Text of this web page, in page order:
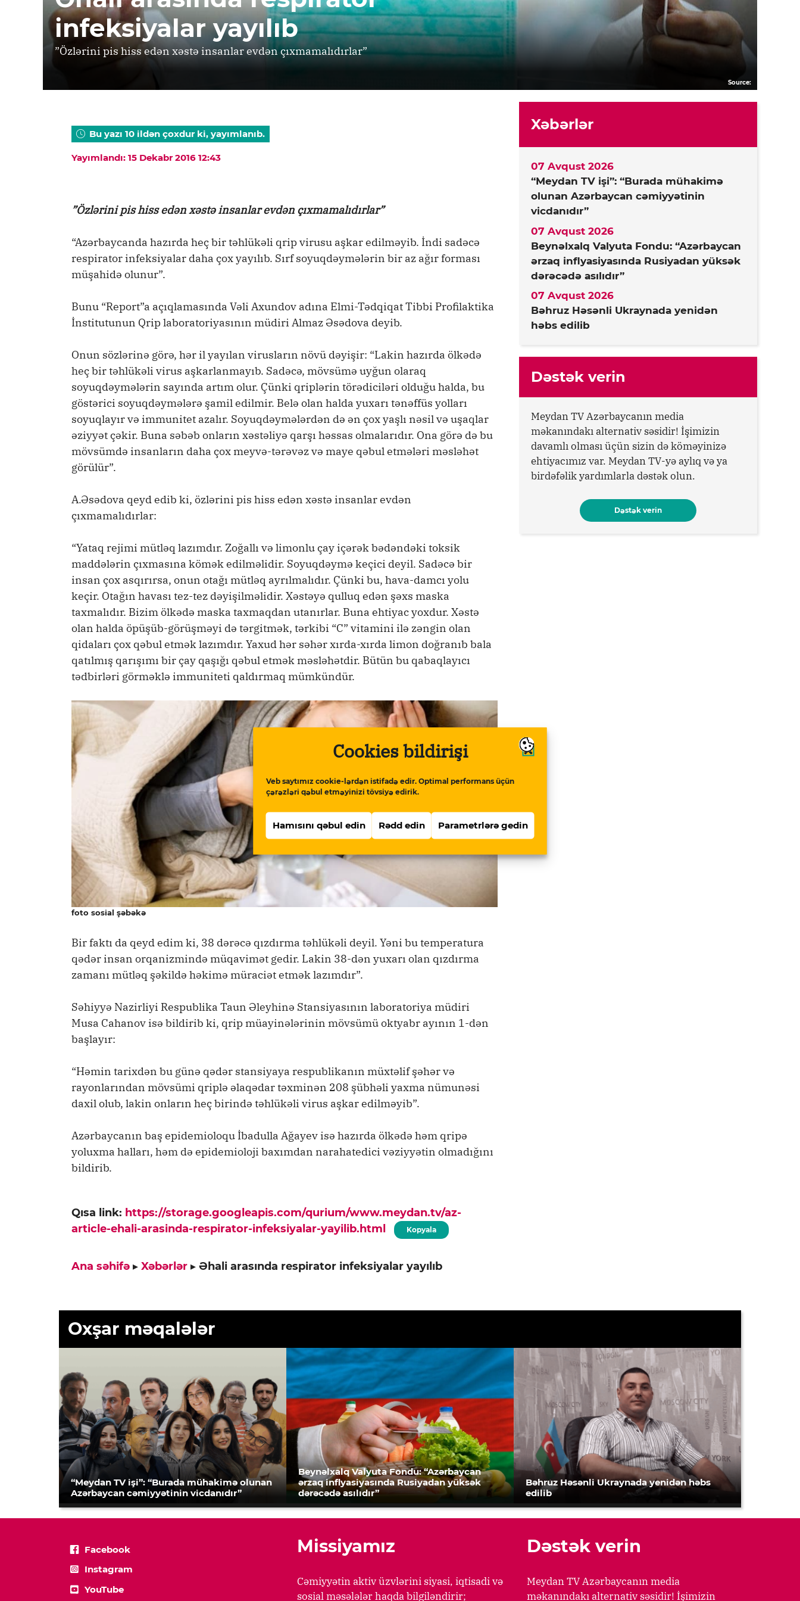
Cookies bildirişi
Veb saytımız cookie-lərdən istifadə edir. Optimal performans üçün
çərəzləri qəbul etməyinizi tövsiyə edirik.
Hamısını qəbul edin Rədd edin Parametrlərə gedin
infeksiyalar yayılıb
”Özlərini pis hiss edən xəstə insanlar evdən çıxmamalıdırlar”
Source:
Bu yazı 10 ildən çoxdur ki, yayımlanıb.
Yayımlandı: 15 Dekabr 2016 12:43
”Özlərini pis hiss edən xəstə insanlar evdən çıxmamalıdırlar”
“Azərbaycanda hazırda heç bir təhlükəli qrip virusu aşkar edilməyib. İndi sadəcə
respirator infeksiyalar daha çox yayılıb. Sırf soyuqdəymələrin bir az ağır forması
müşahidə olunur”.
Bunu “Report”a açıqlamasında Vəli Axundov adına Elmi-Tədqiqat Tibbi Profilaktika
İnstitutunun Qrip laboratoriyasının müdiri Almaz Əsədova deyib.
Onun sözlərinə görə, hər il yayılan virusların növü dəyişir: “Lakin hazırda ölkədə
heç bir təhlükəli virus aşkarlanmayıb. Sadəcə, mövsümə uyğun olaraq
soyuqdəymələrin sayında artım olur. Çünki qriplərin törədiciləri olduğu halda, bu
göstərici soyuqdəymələrə şamil edilmir. Belə olan halda yuxarı tənəffüs yolları
soyuqlayır və immunitet azalır. Soyuqdəymələrdən də ən çox yaşlı nəsil və uşaqlar
əziyyət çəkir. Buna səbəb onların xəstəliyə qarşı həssas olmalarıdır. Ona görə də bu
mövsümdə insanların daha çox meyvə-tərəvəz və maye qəbul etmələri məsləhət
görülür”.
A.Əsədova qeyd edib ki, özlərini pis hiss edən xəstə insanlar evdən
çıxmamalıdırlar:
“Yataq rejimi mütləq lazımdır. Zoğallı və limonlu çay içərək bədəndəki toksik
maddələrin çıxmasına kömək edilməlidir. Soyuqdəymə keçici deyil. Sadəcə bir
insan çox asqırırsa, onun otağı mütləq ayrılmalıdır. Çünki bu, hava-damcı yolu
keçir. Otağın havası tez-tez dəyişilməlidir. Xəstəyə qulluq edən şəxs maska
taxmalıdır. Bizim ölkədə maska taxmaqdan utanırlar. Buna ehtiyac yoxdur. Xəstə
olan halda öpüşüb-görüşməyi də tərgitmək, tərkibi “C” vitamini ilə zəngin olan
qidaları çox qəbul etmək lazımdır. Yaxud hər səhər xırda-xırda limon doğranıb bala
qatılmış qarışımı bir çay qaşığı qəbul etmək məsləhətdir. Bütün bu qabaqlayıcı
tədbirləri görməklə immuniteti qaldırmaq mümkündür.
foto sosial şəbəkə
Bir faktı da qeyd edim ki, 38 dərəcə qızdırma təhlükəli deyil. Yəni bu temperatura
qədər insan orqanizmində müqavimət gedir. Lakin 38-dən yuxarı olan qızdırma
zamanı mütləq şəkildə həkimə müraciət etmək lazımdır”.
Səhiyyə Nazirliyi Respublika Taun Əleyhinə Stansiyasının laboratoriya müdiri
Musa Cahanov isə bildirib ki, qrip müayinələrinin mövsümü oktyabr ayının 1-dən
başlayır:
“Həmin tarixdən bu günə qədər stansiyaya respublikanın müxtəlif şəhər və
rayonlarından mövsümi qriplə əlaqədar təxminən 208 şübhəli yaxma nümunəsi
daxil olub, lakin onların heç birində təhlükəli virus aşkar edilməyib”.
Azərbaycanın baş epidemioloqu İbadulla Ağayev isə hazırda ölkədə həm qripə
yoluxma halları, həm də epidemioloji baxımdan narahatedici vəziyyətin olmadığını
bildirib.
Qısa link: https://storage.googleapis.com/qurium/www.meydan.tv/az-
article-ehali-arasinda-respirator-infeksiyalar-yayilib.html
Kopyala
Ana səhifə ▸ Xəbərlər ▸ Əhali arasında respirator infeksiyalar yayılıb
Xəbərlər
“Meydan TV işi”: “Burada mühakimə
olunan Azərbaycan cəmiyyətinin
vicdanıdır”
07 Avqust 2026
Beynəlxalq Valyuta Fondu: “Azərbaycan
ərzaq inflyasiyasında Rusiyadan yüksək
dərəcədə asılıdır”
07 Avqust 2026
Bəhruz Həsənli Ukraynada yenidən
həbs edilib
07 Avqust 2026
Dəstək verin
Meydan TV Azərbaycanın media
məkanındakı alternativ səsidir! İşimizin
davamlı olması üçün sizin də köməyinizə
ehtiyacımız var. Meydan TV-yə aylıq və ya
birdəfəlik yardımlarla dəstək olun.
Dəstək verin
Oxşar məqalələr
“Meydan TV işi”: “Burada mühakimə olunan
Azərbaycan cəmiyyətinin vicdanıdır”
Beynəlxalq Valyuta Fondu: “Azərbaycan
ərzaq inflyasiyasında Rusiyadan yüksək
dərəcədə asılıdır”
Bəhruz Həsənli Ukraynada yenidən həbs
edilib
Facebook
Instagram
YouTube
Missiyamız
Cəmiyyətin aktiv üzvlərini siyasi, iqtisadi və
sosial məsələlər haqda bilgiləndirir;
Dəstək verin
Meydan TV Azərbaycanın media
məkanındakı alternativ səsidir! İşimizin